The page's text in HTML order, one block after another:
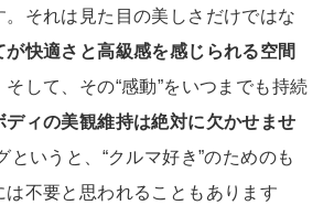
。それは見た目の美しさだけではな
が快適さと高級感を感じられる空間
して、その“感動”をいつまでも持続
ディの美観維持は絶対に欠かせませ
というと、“クルマ好き”のためのも
は不要と思われることもあります